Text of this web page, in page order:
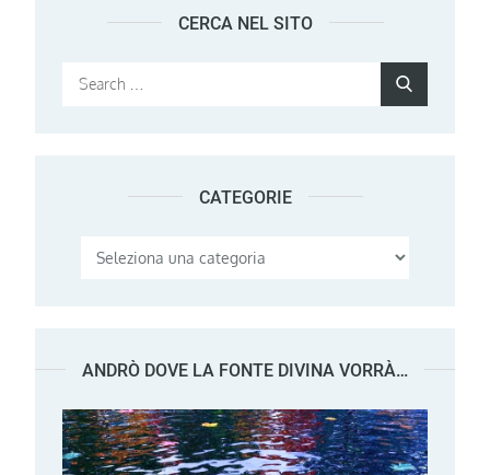
CERCA NEL SITO
Search
CATEGORIE
Categorie
ANDRÒ DOVE LA FONTE DIVINA VORRÀ…